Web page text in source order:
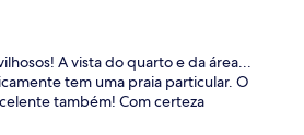
A vista do quarto e da área...
tem uma praia particular. O
também! Com certeza